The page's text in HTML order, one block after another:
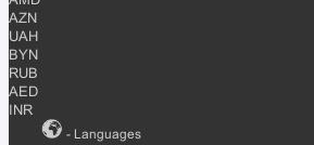
AZN
UAH
BYN
RUB
AED
INR
- Languages